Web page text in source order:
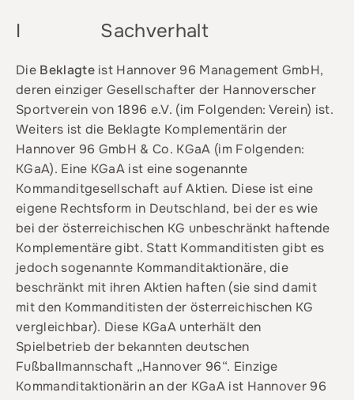
I Sachverhalt
Die Beklagteist Hannover 96 Management GmbH,
deren einziger Gesellschafter der Hannoverscher
Sportverein von 1896 e.V. (im Folgenden: Verein) ist.
Weiters ist die Beklagte Komplementärin der
Hannover 96 GmbH & Co. KGaA (im Folgenden:
KGaA). Eine KGaA ist eine sogenannte
Kommanditgesellschaft auf Aktien. Diese ist eine
eigene Rechtsform in Deutschland, bei der es wie
bei der österreichischen KG unbeschränkt haftende
Komplementäre gibt. Statt Kommanditisten gibt es
jedoch sogenannte Kommanditaktionäre, die
beschränkt mit ihren Aktien haften (sie sind damit
mit den Kommanditisten der österreichischen KG
vergleichbar). Diese KGaA unterhält den
Spielbetrieb der bekannten deutschen
Fußballmannschaft „Hannover 96“. Einzige
Kommanditaktionärin an der KGaA ist Hannover 96